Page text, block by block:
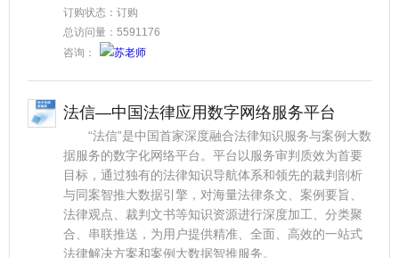
订购状态：订购
总访问量：5591176
咨询：
苏老师
法信—中国法律应用数字网络服务平台
“法信”是中国首家深度融合法律知识服务与案例大数
据服务的数字化网络平台。平台以服务审判质效为首要
目标，通过独有的法律知识导航体系和领先的裁判剖析
与同案智推大数据引擎，对海量法律条文、案例要旨、
法律观点、裁判文书等知识资源进行深度加工、分类聚
合、串联推送，为用户提供精准、全面、高效的一站式
法律解决方案和案例大数据智推服务。